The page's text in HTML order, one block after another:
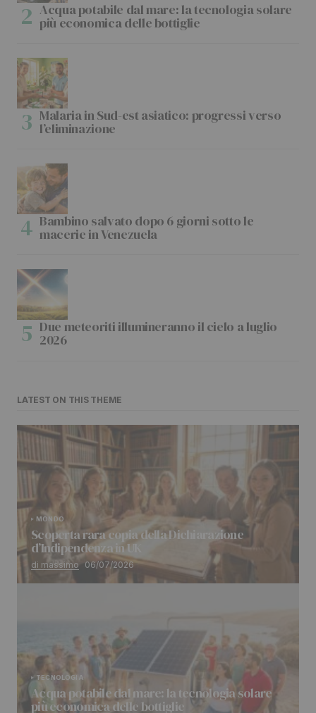
Acqua potabile dal mare: la tecnologia solare
più economica delle bottiglie
Malaria in Sud-est asiatico: progressi verso
l’eliminazione
Bambino salvato dopo 6 giorni sotto le
macerie in Venezuela
Due meteoriti illumineranno il cielo a luglio
2026
LATEST ON THIS THEME
MONDO
Scoperta rara copia della Dichiarazione
d’Indipendenza in UK
di massimo 06/07/2026
TECNOLOGIA
Acqua potabile dal mare: la tecnologia solare
più economica delle bottiglie